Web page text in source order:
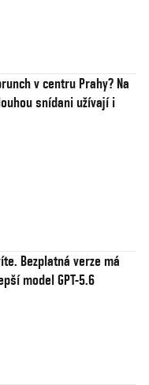
v centru Prahy? Na
snídani užívají i
Bezplatná verze má
model GPT-5.6